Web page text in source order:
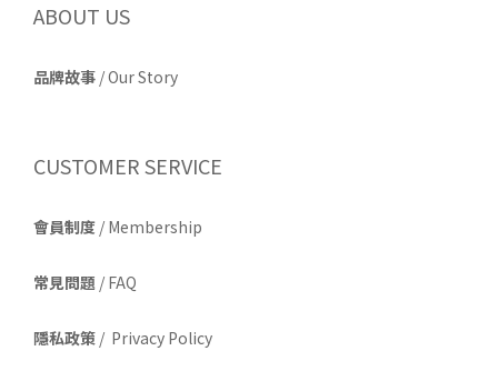
ABOUT US
品牌故事 /Our Story
CUSTOMER SERVICE
會員制度 / Membership
常見問題 / FAQ
隱私政策 / Privacy Policy